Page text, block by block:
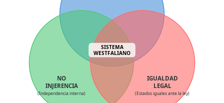
NO
INJERENCIA
(Independencia interna)
IGUALDAD
LEGAL
(Estados iguales ante la ley)
SISTEMA
WESTFALIANO